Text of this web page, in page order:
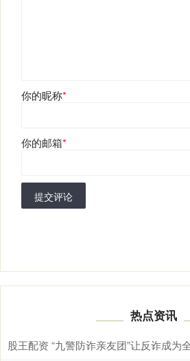
你的昵称*
你的邮箱*
提交评论
热点资讯
股王配资 “九警防诈亲友团”让反诈成为